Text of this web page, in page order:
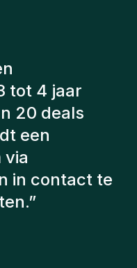
gehouden
om ons de
te stellen.
hebben
nog steeds
ben ik erg